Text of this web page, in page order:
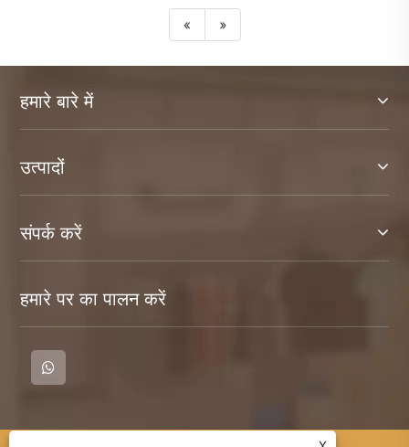
« »
हमारे बारे में
उत्पादों
संपर्क करें
हमारे पर का पालन करें